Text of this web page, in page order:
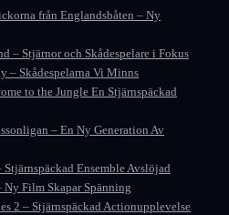
från Englandsbåten – Ny
– Stjärnor och Skådespelare i Fokus
– Skådespelarna Vi Minns
to the Jungle En Stjärnspäckad
– En Ny Generation Av
Ensemble Avslöjad
Film Skapar Spänning
2 – Stjärnspäckad Actionupplevelse